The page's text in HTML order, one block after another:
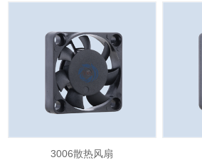
3006散热风扇